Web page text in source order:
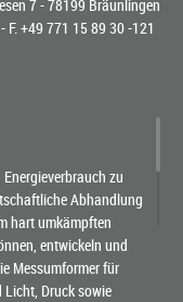
7 - 78199 Bräunlingen
F. +49 771 15 89 30 -121
zu
Abhandlung
hart umkämpften
entwickeln und
Messumformer für
Druck sowie